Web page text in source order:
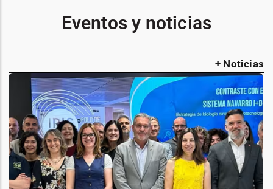
Eventos y noticias
+ Noticias